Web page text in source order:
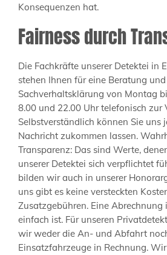
Konsequenzen hat.
Fairness durch
Die Fachkräfte unserer Detektei in
stehen Ihnen für eine Beratung
Sachverhaltsklärung von Montag
8.00 und 22.00 Uhr telefonisch zur
Selbstverständlich können Sie uns
Nachricht zukommen lassen.
Transparenz: Das sind Werte,
unserer Detektei sich verpflichtet
bilden wir auch in unserer
uns gibt es keine versteckten
Zusatzgebühren. Eine
einfach ist. Für unseren
wir weder die An- und Abfahrt
Einsatzfahrzeuge in Rechnung.